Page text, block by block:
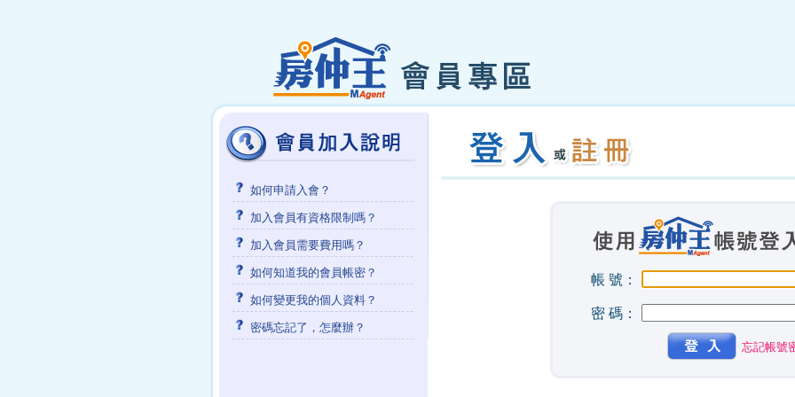
如何申請入會？
加入會員有資格限制嗎？
加入會員需要費用嗎？
如何知道我的會員帳密？
如何變更我的個人資料？
密碼忘記了，怎麼辦？
帳 號：
密 碼：
忘記帳號